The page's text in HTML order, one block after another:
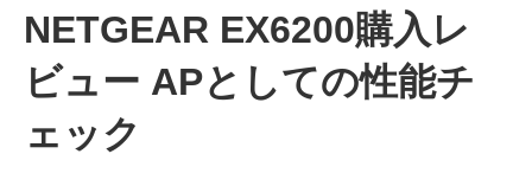
NETGEAR EX6200購入レ
ビュー APとしての性能チ
ェック